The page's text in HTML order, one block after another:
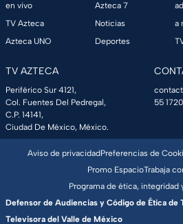
en vivo
TV Azteca
Azteca UNO
Azteca 7
Noticias
Deportes
a
TV AZTECA
Periférico Sur 4121,
Col. Fuentes Del Pedregal,
C.P. 14141,
Ciudad De México, México.
55
Aviso de privacidadPreferencias de
Promo EspacioTrabaja
Programa de ética,
Defensor de Audiencias y Código de Ética de
Televisora del Valle de México